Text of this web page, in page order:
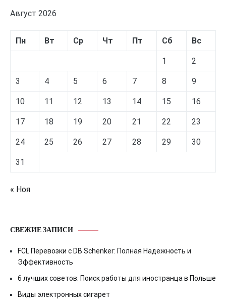
Август 2026
Пн Вт Ср Чт Пт Сб Вс
1 2
3 4 5 6 7 8 9
10 11 12 13 14 15 16
17 18 19 20 21 22 23
24 25 26 27 28 29 30
31
« Ноя
СВЕЖИЕ ЗАПИСИ
FCL Перевозки с DB Schenker: Полная Надежность и
Эффективность
6 лучших советов: Поиск работы для иностранца в Польше
Виды электронных сигарет